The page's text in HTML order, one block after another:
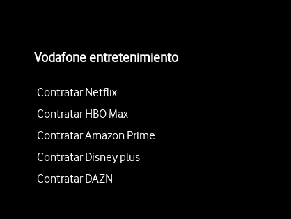
Vodafone entretenimiento
Contratar Netflix
Contratar HBO Max
Contratar Amazon Prime
Contratar Disney plus
Contratar DAZN